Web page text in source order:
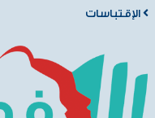
الإقتباسات